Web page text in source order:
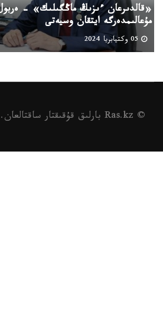
«قالدىرعان ءىزىڭ ماڭگىلىك» –
مۇعالىمدەرگە ايتقان وسيەتى
© Ras.kz بارلىق قۇقىقتار ساقتالعان.